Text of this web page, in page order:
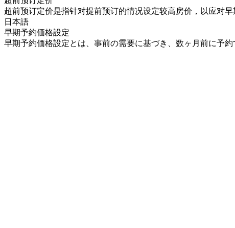
超前预订定价是指针对提前预订的情况设定较高房价，以应对
日本語
早期予約価格設定
早期予約価格設定とは、事前の需要に基づき、数ヶ月前に予